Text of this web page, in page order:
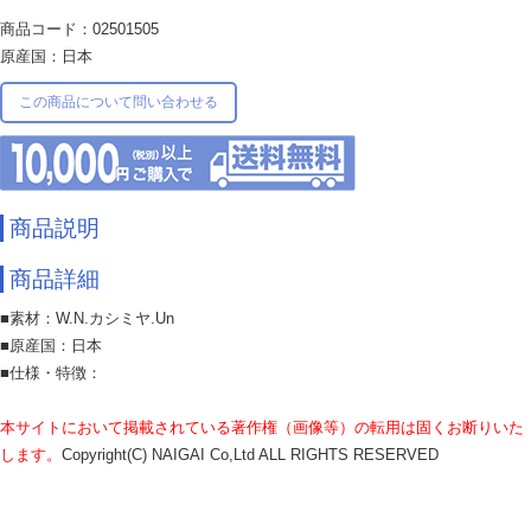
商品コード：02501505
原産国：日本
この商品について問い合わせる
商品説明
商品詳細
■素材：W.N.カシミヤ.Un
■原産国：日本
■仕様・特徴：
本サイトにおいて掲載されている著作権（画像等）の転用は固くお断りいた
します。 Copyright(C) NAIGAI Co,Ltd ALL RIGHTS RESERVED